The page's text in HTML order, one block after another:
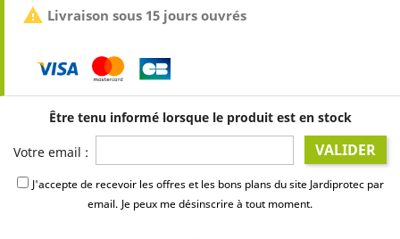
 Livraison sous 15 jours ouvrés
Être tenu informé lorsque le produit est en stock
Votre email : VALIDER
J'accepte de recevoir les offres et les bons plans du site Jardiprotec par
email. Je peux me désinscrire à tout moment.